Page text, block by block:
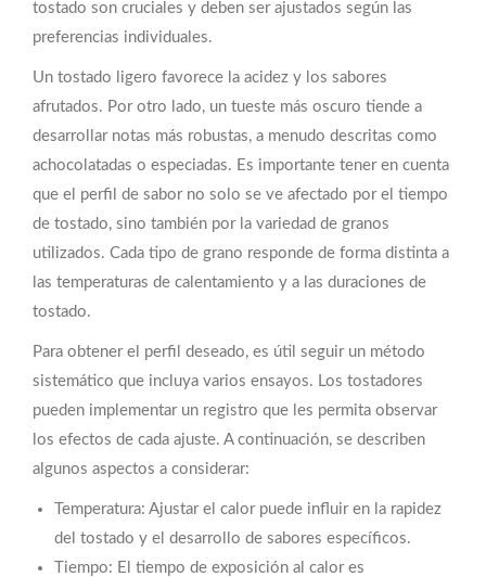
tostado son cruciales y deben ser ajustados según las
preferencias individuales.
Un tostado ligero favorece la acidez y los sabores
afrutados. Por otro lado, un tueste más oscuro tiende a
desarrollar notas más robustas, a menudo descritas como
achocolatadas o especiadas. Es importante tener en cuenta
que el perfil de sabor no solo se ve afectado por el tiempo
de tostado, sino también por la variedad de granos
utilizados. Cada tipo de grano responde de forma distinta a
las temperaturas de calentamiento y a las duraciones de
tostado.
Para obtener el perfil deseado, es útil seguir un método
sistemático que incluya varios ensayos. Los tostadores
pueden implementar un registro que les permita observar
los efectos de cada ajuste. A continuación, se describen
algunos aspectos a considerar:
Temperatura: Ajustar el calor puede influir en la rapidez
del tostado y el desarrollo de sabores específicos.
Tiempo: El tiempo de exposición al calor es